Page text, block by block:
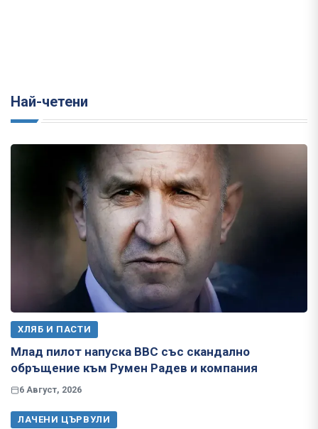
Най-четени
ХЛЯБ И ПАСТИ
Млад пилот напуска ВВС със скандално
обръщение към Румен Радев и компания
6 Август, 2026
ЛАЧЕНИ ЦЪРВУЛИ